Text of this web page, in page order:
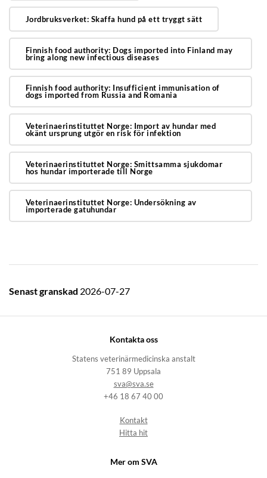
Jordbruksverket: Skaffa hund på ett tryggt sätt
Finnish food authority: Dogs imported into Finland may
bring along new infectious diseases
Finnish food authority: Insufficient immunisation of
dogs imported from Russia and Romania
Veterinaerinstituttet Norge: Import av hundar med
okänt ursprung utgör en risk för infektion
Veterinaerinstituttet Norge: Smittsamma sjukdomar
hos hundar importerade till Norge
Veterinaerinstituttet Norge: Undersökning av
importerade gatuhundar
Senast granskad 2026-07-27
Kontakta oss
Statens veterinärmedicinska anstalt
751 89 Uppsala
sva@sva.se
+46 18 67 40 00
Kontakt
Hitta hit
Mer om SVA